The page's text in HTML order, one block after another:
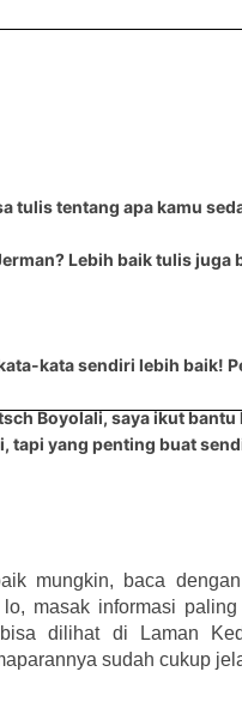
tulis tentang apa kamu
Lebih baik tulis
kata sendiri lebih baik!
Boyolali, saya ikut
tapi yang penting buat
mungkin, baca
masak informasi paling
dilihat di Laman
sudah cukup